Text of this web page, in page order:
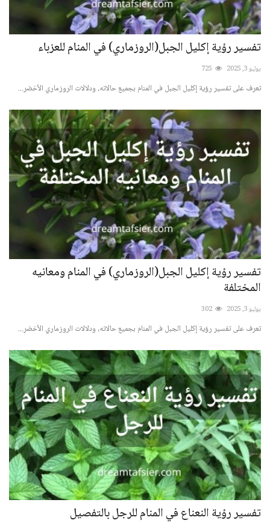
تفسير رؤية إكليل الجبل(الروزماري) في المنام للعزباء
يوليو 3, 2025 725
تعرف على تفسير رؤية إكليل الجبل في المنام بجميع حالاته، ودلالات الروزماري الأخضر...
تفسير رؤية إكليل الجبل(الروزماري) في المنام ومعانيه
المختلفة
يوليو 3, 2025 302
تعرف على تفسير رؤية إكليل الجبل في المنام بجميع حالاته، ودلالات الروزماري الأخضر...
تفسير رؤية النعناع في المنام للرجل بالتفصيل